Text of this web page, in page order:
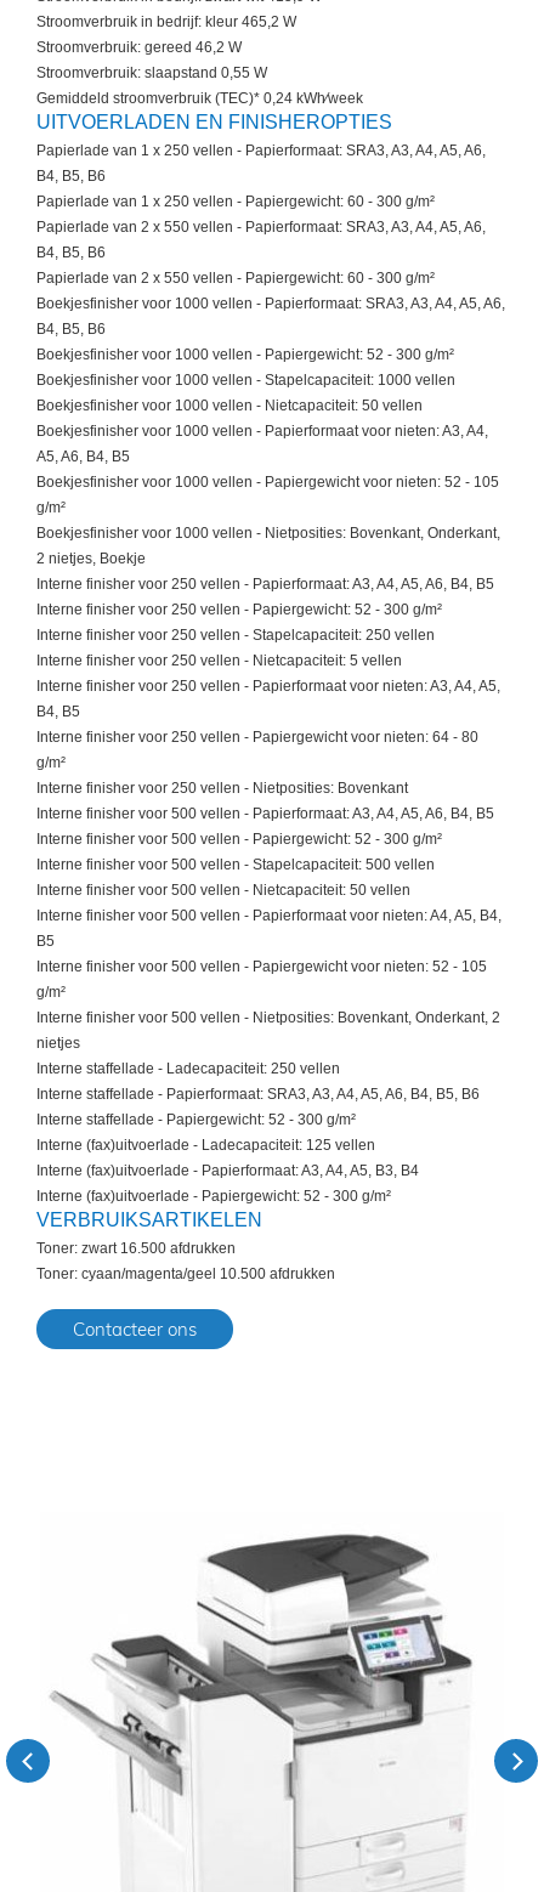
Stroomverbruik in bedrijf: kleur 465,2 W
Stroomverbruik: gereed 46,2 W
Stroomverbruik: slaapstand 0,55 W
Gemiddeld stroomverbruik (TEC)* 0,24 kWh⁄week
UITVOERLADEN EN FINISHEROPTIES
Papierlade van 1 x 250 vellen - Papierformaat: SRA3, A3, A4, A5, A6,
B4, B5, B6
Papierlade van 1 x 250 vellen - Papiergewicht: 60 - 300 g/m²
Papierlade van 2 x 550 vellen - Papierformaat: SRA3, A3, A4, A5, A6,
B4, B5, B6
Papierlade van 2 x 550 vellen - Papiergewicht: 60 - 300 g/m²
Boekjesfinisher voor 1000 vellen - Papierformaat: SRA3, A3, A4, A5, A6,
B4, B5, B6
Boekjesfinisher voor 1000 vellen - Papiergewicht: 52 - 300 g/m²
Boekjesfinisher voor 1000 vellen - Stapelcapaciteit: 1000 vellen
Boekjesfinisher voor 1000 vellen - Nietcapaciteit: 50 vellen
Boekjesfinisher voor 1000 vellen - Papierformaat voor nieten: A3, A4,
A5, A6, B4, B5
Boekjesfinisher voor 1000 vellen - Papiergewicht voor nieten: 52 - 105
g/m²
Boekjesfinisher voor 1000 vellen - Nietposities: Bovenkant, Onderkant,
2 nietjes, Boekje
Interne finisher voor 250 vellen - Papierformaat: A3, A4, A5, A6, B4, B5
Interne finisher voor 250 vellen - Papiergewicht: 52 - 300 g/m²
Interne finisher voor 250 vellen - Stapelcapaciteit: 250 vellen
Interne finisher voor 250 vellen - Nietcapaciteit: 5 vellen
Interne finisher voor 250 vellen - Papierformaat voor nieten: A3, A4, A5,
B4, B5
Interne finisher voor 250 vellen - Papiergewicht voor nieten: 64 - 80
g/m²
Interne finisher voor 250 vellen - Nietposities: Bovenkant
Interne finisher voor 500 vellen - Papierformaat: A3, A4, A5, A6, B4, B5
Interne finisher voor 500 vellen - Papiergewicht: 52 - 300 g/m²
Interne finisher voor 500 vellen - Stapelcapaciteit: 500 vellen
Interne finisher voor 500 vellen - Nietcapaciteit: 50 vellen
Interne finisher voor 500 vellen - Papierformaat voor nieten: A4, A5, B4,
B5
Interne finisher voor 500 vellen - Papiergewicht voor nieten: 52 - 105
g/m²
Interne finisher voor 500 vellen - Nietposities: Bovenkant, Onderkant, 2
nietjes
Interne staffellade - Ladecapaciteit: 250 vellen
Interne staffellade - Papierformaat: SRA3, A3, A4, A5, A6, B4, B5, B6
Interne staffellade - Papiergewicht: 52 - 300 g/m²
Interne (fax)uitvoerlade - Ladecapaciteit: 125 vellen
Interne (fax)uitvoerlade - Papierformaat: A3, A4, A5, B3, B4
Interne (fax)uitvoerlade - Papiergewicht: 52 - 300 g/m²
VERBRUIKSARTIKELEN
Toner: zwart 16.500 afdrukken
Toner: cyaan/magenta/geel 10.500 afdrukken
Contacteer ons
Previous Next